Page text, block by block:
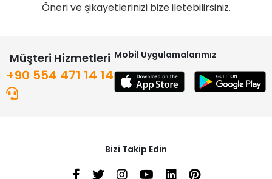
Öneri ve şikayetlerinizi bize iletebilirsiniz.
Müşteri Hizmetleri
+90 554 471 14 14
Mobil Uygulamalarımız
Bizi Takip Edin